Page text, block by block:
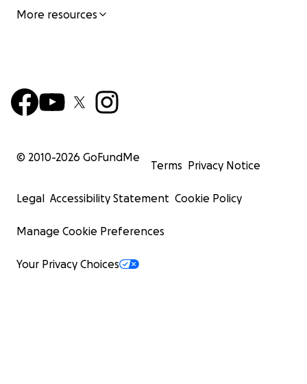
More resources
© 2010-2026 GoFundMe
Terms Privacy Notice
Legal Accessibility Statement Cookie Policy
Manage Cookie Preferences
Your Privacy Choices